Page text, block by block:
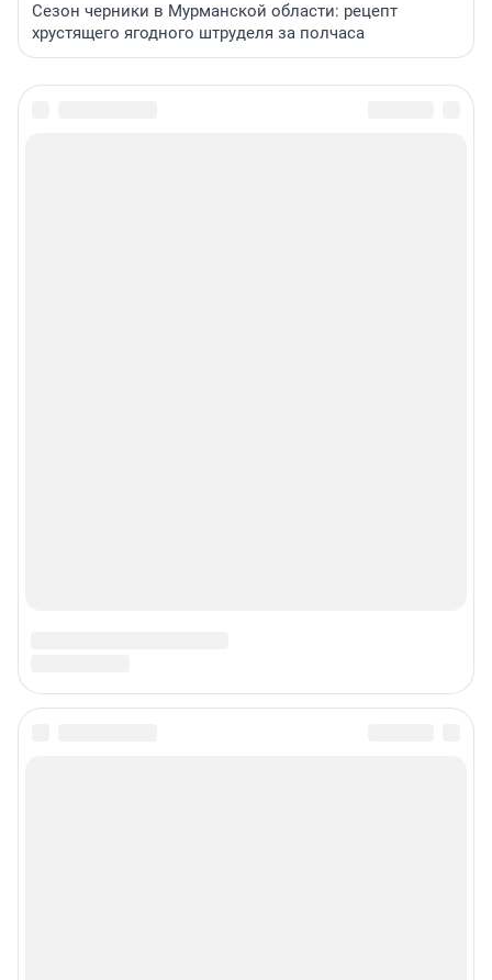
Сезон черники в Мурманской области: рецепт
хрустящего ягодного штруделя за полчаса